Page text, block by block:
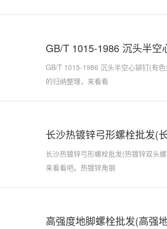
GB/T 1015-1986 沉头半空
GB/T 1015-1986 沉头半空心铆钉(有
的归纳整理，来看看
长沙热镀锌弓形螺栓批发(
长沙热镀锌弓形螺栓批发(热镀锌双头
来看看吧。热镀锌角钢
高强度地脚螺栓批发(高强